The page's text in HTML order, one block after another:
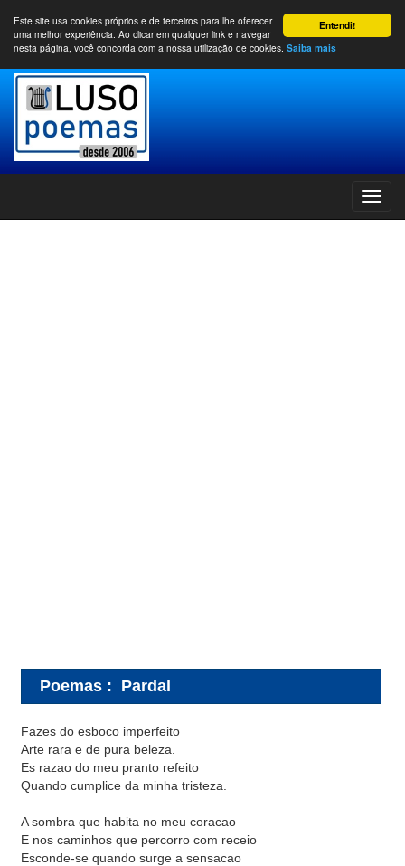
Entendi!
Este site usa cookies próprios e de terceiros para lhe oferecer
uma melhor experiência. Ao clicar em qualquer link e navegar
nesta página, você concorda com a nossa utilização de cookies. Saiba mais
Poemas : Pardal
Fazes do esboco imperfeito
Arte rara e de pura beleza.
Es razao do meu pranto refeito
Quando cumplice da minha tristeza.
A sombra que habita no meu coracao
E nos caminhos que percorro com receio
Esconde-se quando surge a sensacao